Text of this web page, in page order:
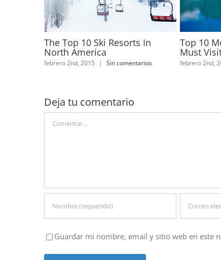
The Top 10 Ski Resorts In
North America
febrero 2nd, 2015 | Sin comentarios
Top 10
Must
febrero 2nd,
Deja tu comentario
Comentar
Guardar mi nombre, email y sitio web en este